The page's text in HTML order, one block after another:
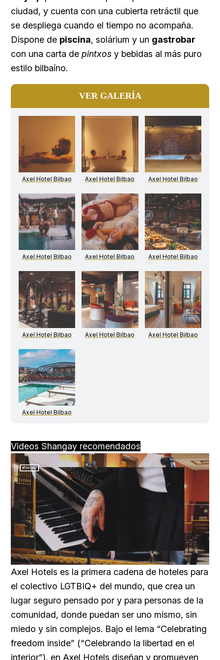
ciudad, y cuenta con una cubierta retráctil que
se despliega cuando el tiempo no acompaña.
Dispone de piscina, solárium y un gastrobar
con una carta de pintxos y bebidas al más puro
estilo bilbaíno.
VER GALERÍA
Axel Hotel Bilbao Axel Hotel Bilbao Axel Hotel Bilbao
Axel Hotel Bilbao Axel Hotel Bilbao Axel Hotel Bilbao
Axel Hotel Bilbao Axel Hotel Bilbao Axel Hotel Bilbao
Axel Hotel Bilbao
Videos Shangay recomendados
Unmute Loaded
59.22%
Axel Hotels es la primera cadena de hoteles para
el colectivo LGTBIQ+ del mundo, que crea un
lugar seguro pensado por y para personas de la
comunidad, donde puedan ser uno mismo, sin
miedo y sin complejos. Bajo el lema “Celebrating
freedom inside” (“Celebrando la libertad en el
interior”), en Axel Hotels diseñan y promueven